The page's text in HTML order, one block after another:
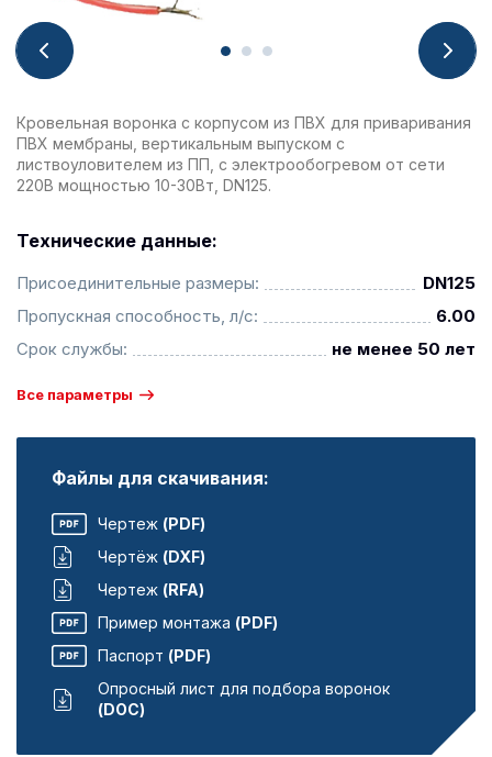
Кровельная воронка с корпусом из ПВХ для приваривания
ПВХ мембраны, вертикальным выпуском с
листвоуловителем из ПП, с электрообогревом от сети
220В мощностью 10-30Вт, DN125.
Технические данные:
Присоединительные размеры:
DN125
Пропускная способность, л/с:
6.00
Срок службы:
не менее 50 лет
Все параметры
Файлы для скачивания:
Чертеж (PDF)
Чертёж (DXF)
Чертеж (RFA)
Пример монтажа (PDF)
Паспорт (PDF)
Опросный лист для подбора воронок
(DOC)